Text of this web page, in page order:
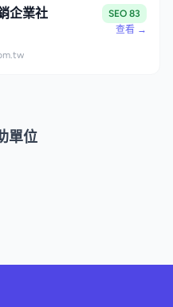
企業社
SEO 83
查看 →
單位